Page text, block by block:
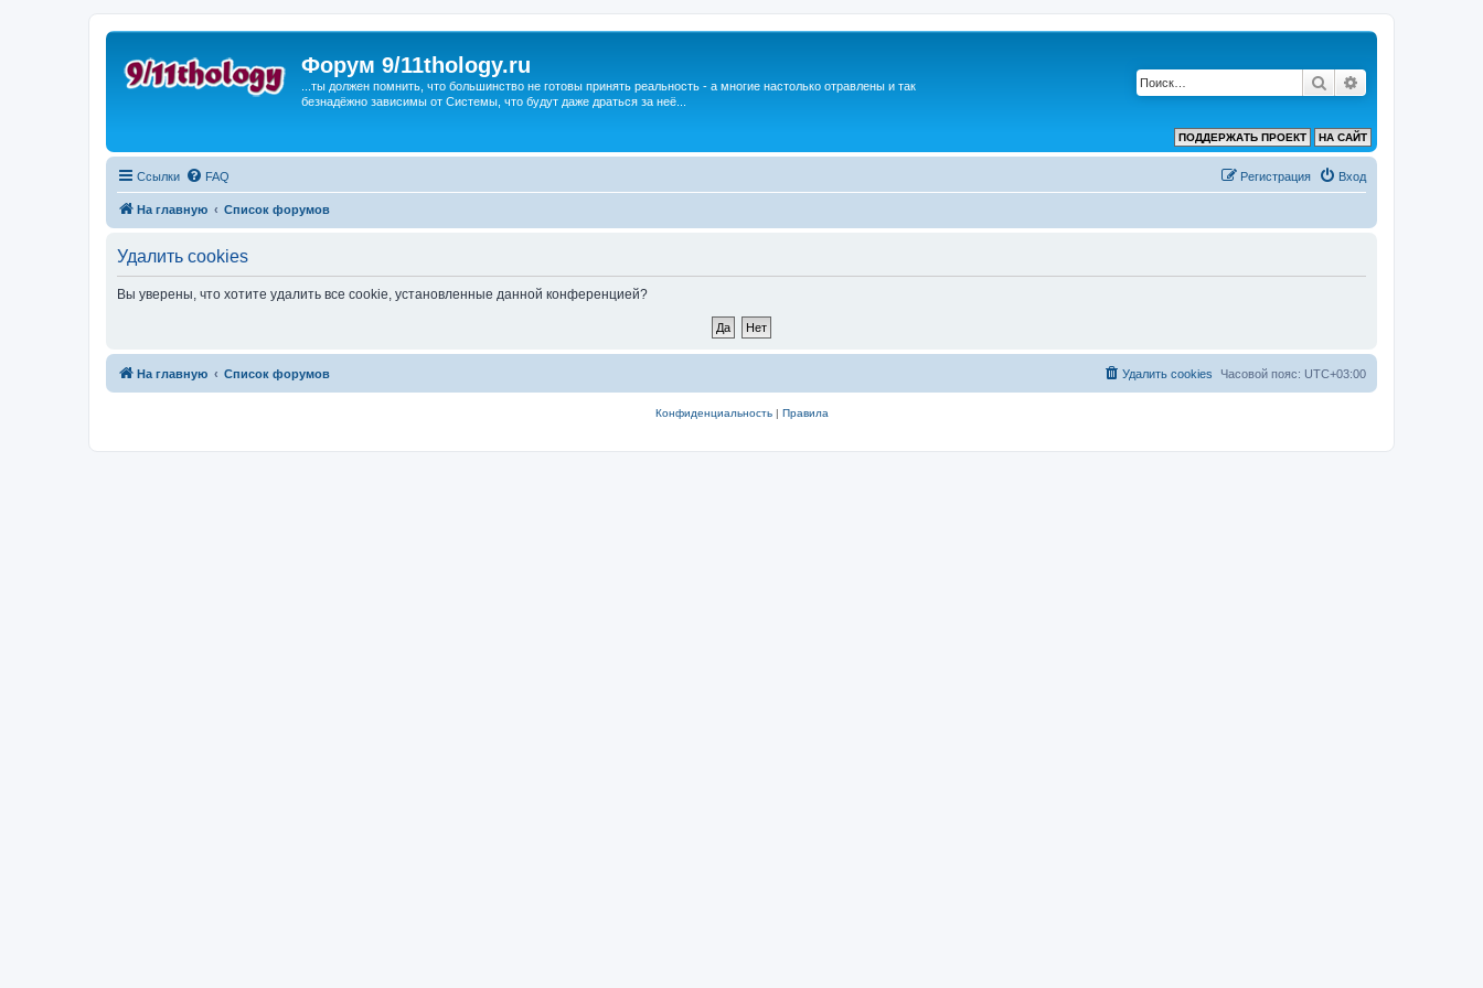
Форум 9/11thology.ru
...ты должен помнить, что большинство не готовы принять реальность - а многие настолько отравлены и так
безнадёжно зависимы от Системы, что будут даже драться за неё...
Поиск
НА САЙТ
ПОДДЕРЖАТЬ ПРОЕКТ
Ссылки FAQ Вход
Регистрация
На главную Список форумов
Удалить cookies
Вы уверены, что хотите удалить все cookie, установленные данной конференцией?
На главную Список форумов Часовой пояс: UTC+03:00
Удалить cookies
Конфиденциальность| Правила